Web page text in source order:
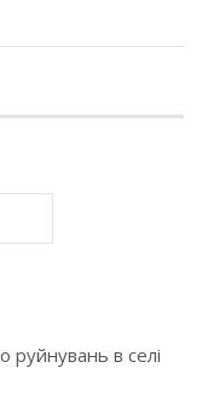
руйнувань в селі